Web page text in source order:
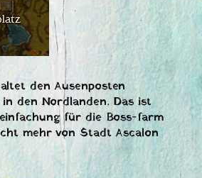
den Ausenposten
den Nordlanden. Das ist
für die Boss-farm
mehr von Stadt Ascalon